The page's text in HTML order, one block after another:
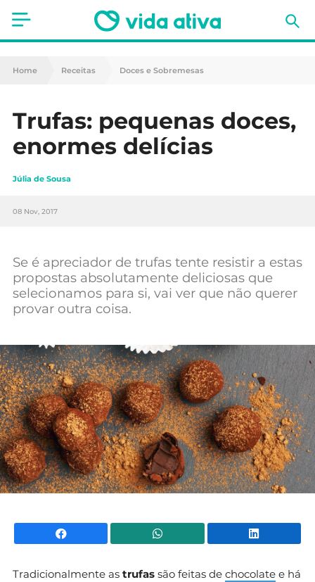
Saúde
Nutrição
Animais de Estimação
Home Receitas Doces e Sobremesas
Trufas: pequenas doces,
enormes delícias
Júlia de Sousa
08 Nov, 2017
Se é apreciador de trufas tente resistir a estas
propostas absolutamente deliciosas que
selecionamos para si, vai ver que não querer
provar outra coisa.
Facebook WhatsApp
Tradicionalmente as trufas são feitas de chocolate e há